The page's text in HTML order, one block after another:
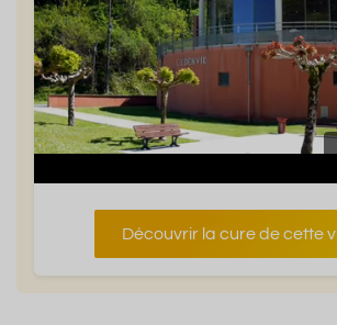
Découvrir la cure de cette